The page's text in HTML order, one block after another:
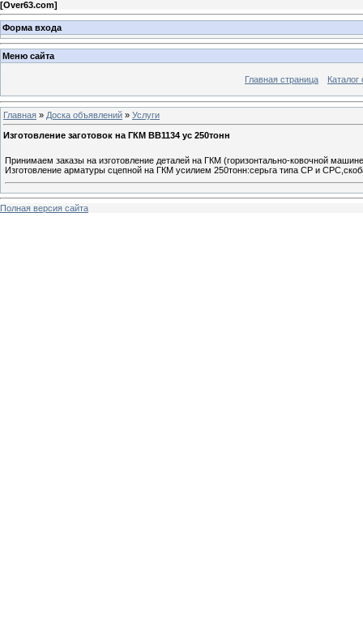
[Over63.com]
Форма входа
Меню сайта
Главная страница Каталог
Главная » Доска объявлений » Услуги
Изготовление заготовок на ГКМ ВВ1134 ус 250тонн
Принимаем заказы на изготовление деталей на ГКМ (горизонтально-ковочной
Изготовление арматуры сцепной на ГКМ усилием 250тонн:серьга типа СР и
Полная версия сайта